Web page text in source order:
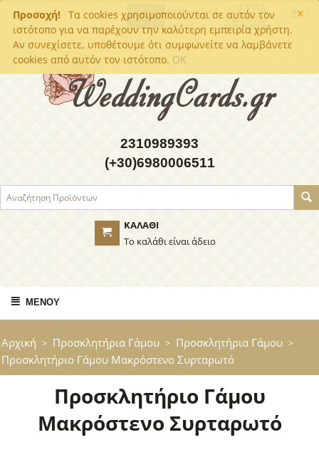
×
Προσοχή!
Τα cookies χρησιμοποιούνται σε αυτόν τον
ιστότοπο για να παρέχουν την καλύτερη εμπειρία χρήστη.
Αν συνεχίσετε, υποθέτουμε ότι συμφωνείτε να λαμβάνετε
cookies από αυτόν τον ιστότοπο. OK
2310989393
(+30)6980006511
ΚΑΛΆΘΙ
Το καλάθι είναι άδειο
ΜΕΝΟΎ
Αρχική > Προσκλητήρια Γάμου > Προσκλητήρια Γάμου >
Προσκλητήριο Γάμου Μακρόστενο Συρταρωτό
Προσκλητήριο Γάμου
Μακρόστενο Συρταρωτό